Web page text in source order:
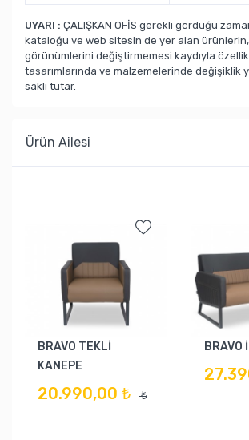
UYARI : ÇALIŞKAN OFİS gerekli gördüğü
kataloğu ve web sitesin de yer alan
görünümlerini değiştirmemesi kaydıyla
tasarımlarında ve malzemelerinde değişiklik
saklı tutar.
Ürün Ailesi
BRAVO TEKLİ
KANEPE
20.990,00 ₺ ₺
BRAVO